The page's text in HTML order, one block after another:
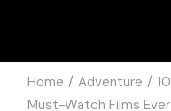
Home Adventure
Must-Watch Films